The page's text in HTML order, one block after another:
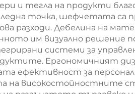
и тегла на продукти
точка, шефчетата са
разходи. Дебелина на
им визуално решение
системи за
Ергономичният
ефективност за
на високостойностните